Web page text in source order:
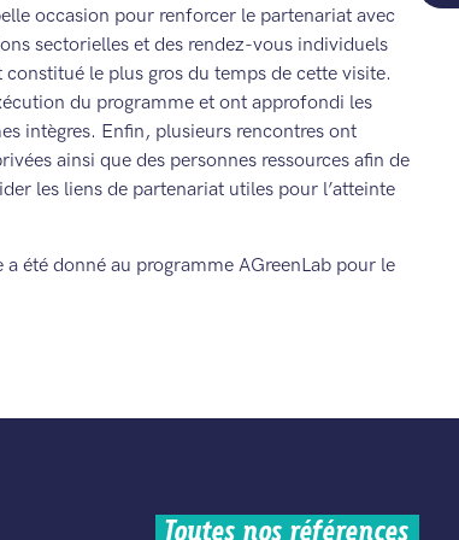
occasion pour renforcer le partenariat avec
sectorielles et des rendez-vous individuels
le plus gros du temps de cette visite.
du programme et ont approfondi les
intègres. Enfin, plusieurs rencontres ont
ainsi que des personnes ressources afin de
les liens de partenariat utiles pour l’atteinte
été donné au programme AGreenLab pour le
Toutes nos références